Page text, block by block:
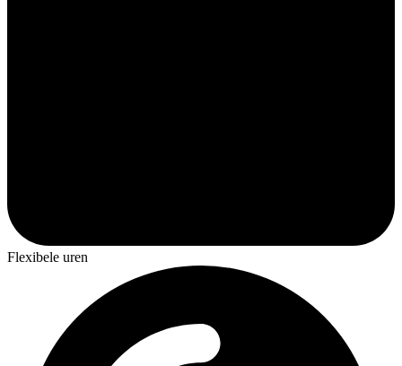
Flexibele uren